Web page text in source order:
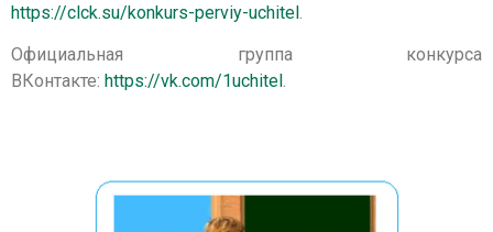
https://clck.su/konkurs-perviy-uchitel
Официальная группа конкурса
ВКонтакте: https://vk.com/1uchitel .